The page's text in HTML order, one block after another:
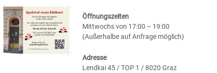
Öffnungszeiten
Mittwochs von 17:00 – 19:00
(Außerhalbe auf Anfrage möglich)
Adresse
Lendkai 45 / TOP 1 / 8020 Graz